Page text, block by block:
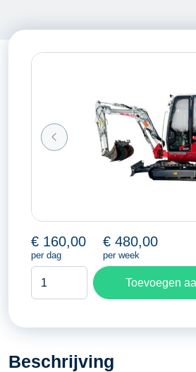
€ 160,00
per dag
€ 480,00
per week
aantal
Toevoegen
Beschrijving